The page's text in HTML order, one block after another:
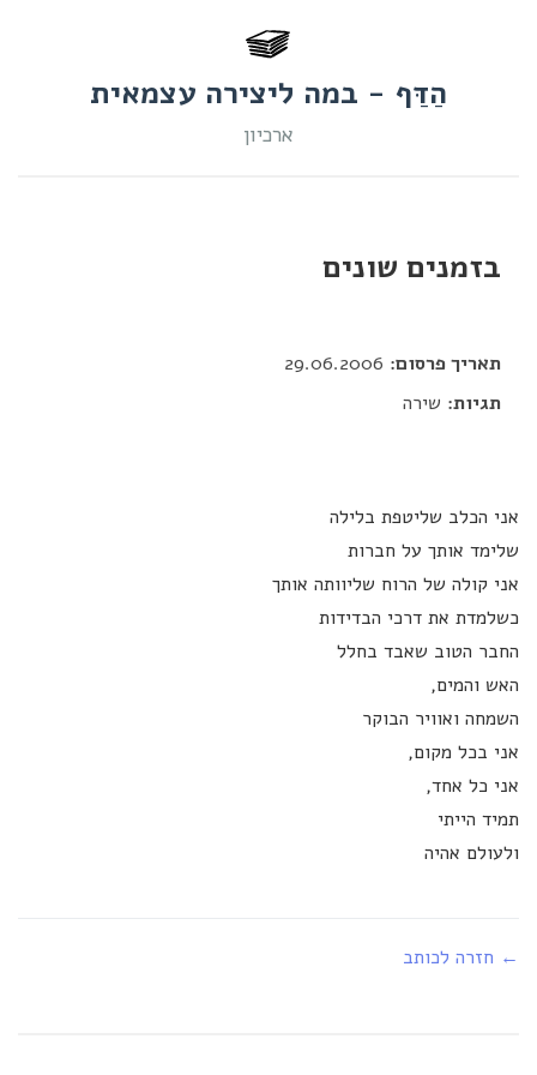
הַדַּף - במה ליצירה עצמאית
ארכיון
בזמנים שונים
תאריך פרסום:
תגיות: שירה
אני הכלב שליטפת בלילה
שלימד אותך על חברות
אני קולה של הרוח שליוותה אותך
כשלמדת את דרכי הבדידות
החבר הטוב שאבד בחלל
האש והמים,
השמחה ואוויר הבוקר
אני בכל מקום,
אני כל אחד,
תמיד הייתי
ולעולם אהיה
← חזרה לכותב